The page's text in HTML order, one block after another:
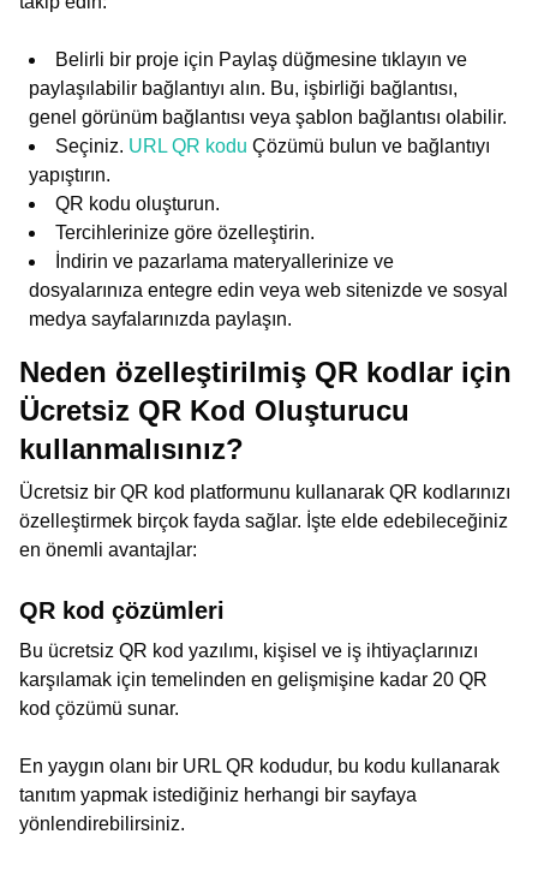
Belirli bir proje için Paylaş düğmesine tıklayın ve
paylaşılabilir bağlantıyı alın. Bu, işbirliği bağlantısı,
genel görünüm bağlantısı veya şablon bağlantısı olabilir.
Seçiniz. URL QR kodu Çözümü bulun ve bağlantıyı
yapıştırın.
QR kodu oluşturun.
Tercihlerinize göre özelleştirin.
İndirin ve pazarlama materyallerinize ve
dosyalarınıza entegre edin veya web sitenizde ve sosyal
medya sayfalarınızda paylaşın.
Neden özelleştirilmiş QR kodlar için
Ücretsiz QR Kod Oluşturucu
kullanmalısınız?
Ücretsiz bir QR kod platformunu kullanarak QR kodlarınızı
özelleştirmek birçok fayda sağlar. İşte elde edebileceğiniz
en önemli avantajlar:
QR kod çözümleri
Bu ücretsiz QR kod yazılımı, kişisel ve iş ihtiyaçlarınızı
karşılamak için temelinden en gelişmişine kadar 20 QR
kod çözümü sunar.
En yaygın olanı bir URL QR kodudur, bu kodu kullanarak
tanıtım yapmak istediğiniz herhangi bir sayfaya
yönlendirebilirsiniz.